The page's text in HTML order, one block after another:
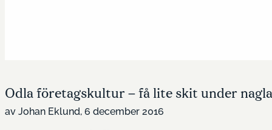
Odla företagskultur – få lite skit under
av Johan Eklund, 6 december 2016